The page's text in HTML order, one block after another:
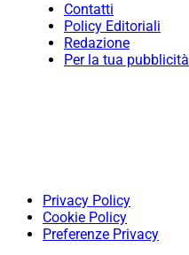
Contatti
Policy Editoriali
Redazione
Per la tua pubblicità
Privacy Policy
Cookie Policy
Preferenze Privacy